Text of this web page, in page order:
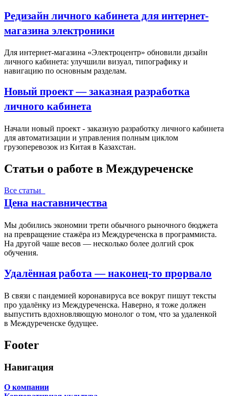
Редизайн личного кабинета для интернет-
магазина электроники
Для интернет-магазина «Электроцентр» обновили дизайн
личного кабинета: улучшили визуал, типографику и
навигацию по основным разделам.
Новый проект — заказная разработка
личного кабинета
Начали новый проект - заказную разработку личного кабинета
для автоматизации и управления полным циклом
грузоперевозок из Китая в Казахстан.
Статьи о работе в Междуреченске
Все статьи
Цена наставничества
Мы добились экономии трети обычного рыночного бюджета
на превращение стажёра из Междуреченска в программиста.
На другой чаше весов — несколько более долгий срок
обучения.
Удалённая работа — наконец-то прорвало
В связи с пандемией коронавируса все вокруг пишут тексты
про удалёнку из Междуреченска. Наверно, я тоже должен
выпустить вдохновляющую монолог о том, что за удаленкой
в Междуреченске будущее.
Footer
Навигация
О компании